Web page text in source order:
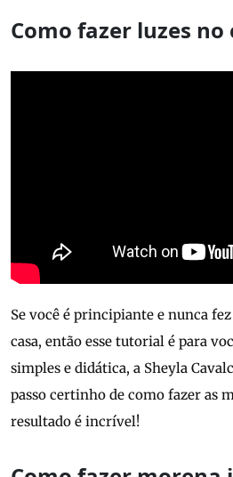
Como fazer luzes
Se você é principiante e nunca
casa, então esse tutorial é para
simples e didática, a Sheyla
passo certinho de como fazer as
resultado é incrível!